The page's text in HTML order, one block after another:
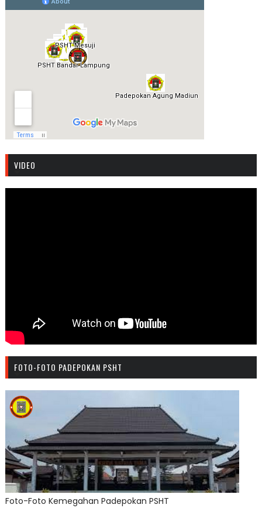
VIDEO
FOTO-FOTO PADEPOKAN PSHT
Foto-Foto Kemegahan Padepokan PSHT